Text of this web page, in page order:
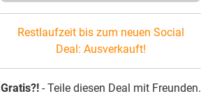
Restlaufzeit bis zum neuen Social
Deal: Ausverkauft!
Gratis?!- Teile diesen Deal mit Freunden.